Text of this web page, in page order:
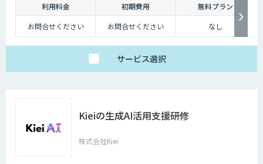
利用料金 初期費用
無料プラン
お問合せください
お問合せください なし
サービス選択
Kieiの生成AI活用支援研修
株式会社Kiei